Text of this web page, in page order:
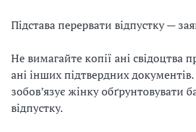
Підстава перервати відпустку —
Не вимагайте копії ані свідоцтва
ані інших підтвердних
зобов’язує жінку обґрунтовувати
відпустку.